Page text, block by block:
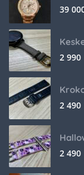
39
2 990
2 490
2 490